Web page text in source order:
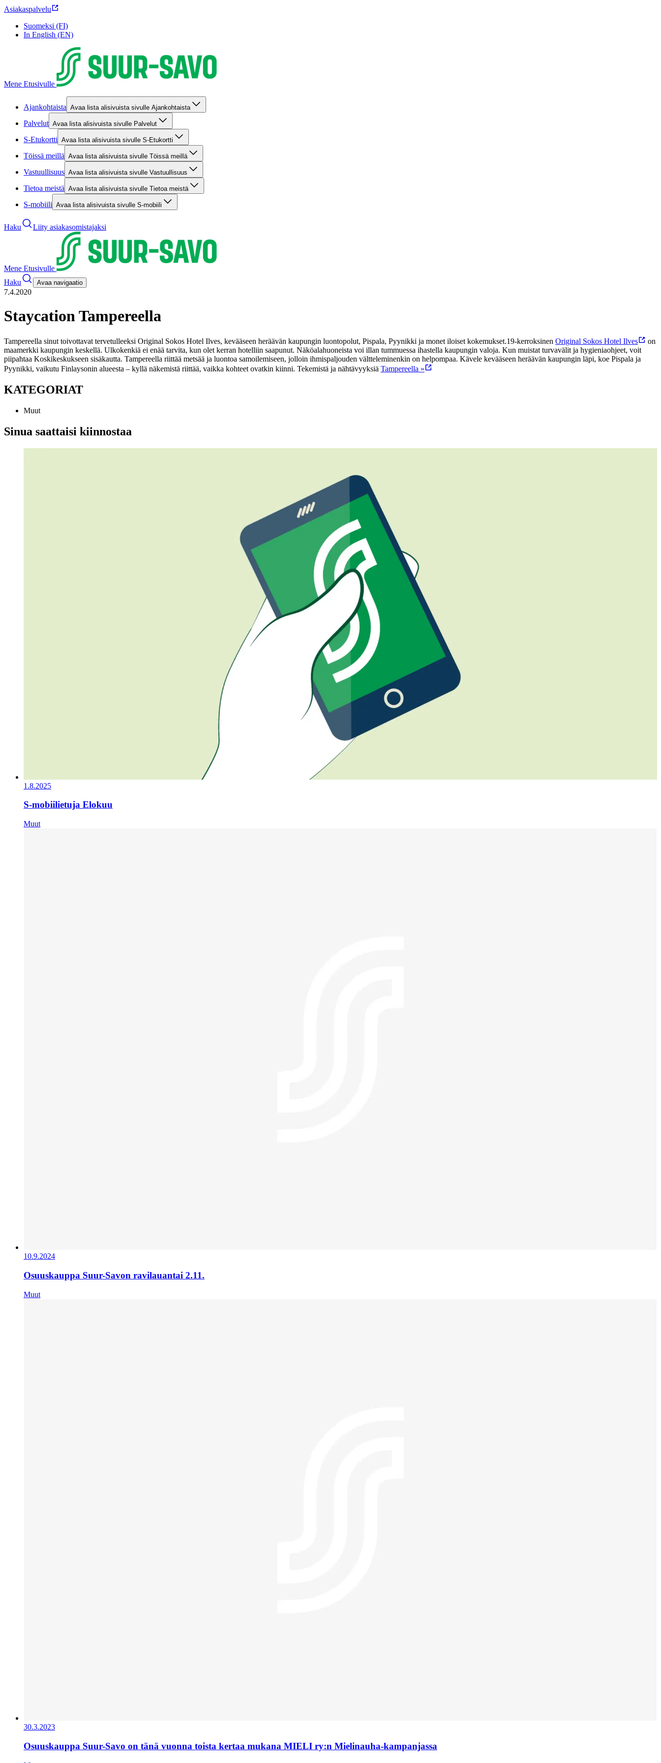
Asiakaspalvelu
Suomeksi (FI)
In English (EN)
Mene Etusivulle
Ajankohtaista Avaa lista alisivuista sivulle Ajankohtaista
Palvelut Avaa lista alisivuista sivulle Palvelut
S-Etukortti Avaa lista alisivuista sivulle S-Etukortti
Töissä meillä Avaa lista alisivuista sivulle Töissä meillä
Vastuullisuus Avaa lista alisivuista sivulle Vastuullisuus
Tietoa meistä Avaa lista alisivuista sivulle Tietoa meistä
S-mobiili Avaa lista alisivuista sivulle S-mobiili
Haku Liity asiakasomistajaksi
Mene Etusivulle
Haku
Avaa navigaatio
7.4.2020
Staycation Tampereella
Tampereella sinut toivottavat tervetulleeksi Original Sokos Hotel Ilves, kevääseen heräävän kaupungin luontopolut, Pispala, Pyynikki ja monet iloiset kokemukset.19-kerroksinen Original Sokos Hotel Ilves
on
maamerkki kaupungin keskellä. Ulkokenkiä ei enää tarvita, kun olet kerran hotelliin saapunut. Näköalahuoneista voi illan tummuessa ihastella kaupungin valoja. Kun muistat turvavälit ja hygieniaohjeet, voit
piipahtaa Koskikeskukseen sisäkautta. Tampereella riittää metsää ja luontoa samoilemiseen, jolloin ihmispaljouden vältteleminenkin on helpompaa. Kävele kevääseen heräävän kaupungin läpi, koe Pispala ja
Pyynikki, vaikutu Finlaysonin alueesta – kyllä näkemistä riittää, vaikka kohteet ovatkin kiinni. Tekemistä ja nähtävyyksiä Tampereella »
KATEGORIAT
Muut
Sinua saattaisi kiinnostaa
1.8.2025
S-mobiilietuja Elokuu
Muut
10.9.2024
Osuuskauppa Suur-Savon ravilauantai 2.11.
Muut
30.3.2023
Osuuskauppa Suur-Savo on tänä vuonna toista kertaa mukana MIELI ry:n Mielinauha-kampanjassa